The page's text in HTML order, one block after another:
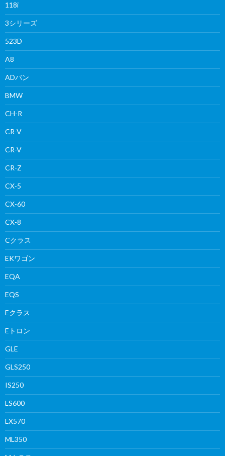
118i
3シリーズ
523D
A8
ADバン
BMW
CH-R
CR-V
CR-V
CR-Z
CX-5
CX-60
CX-8
Cクラス
EKワゴン
EQA
EQS
Eクラス
Eトロン
GLE
GLS250
IS250
LS600
LX570
ML350